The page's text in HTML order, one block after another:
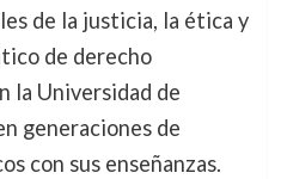
de la justicia, la ética y
de derecho
la Universidad de
generaciones de
con sus enseñanzas.